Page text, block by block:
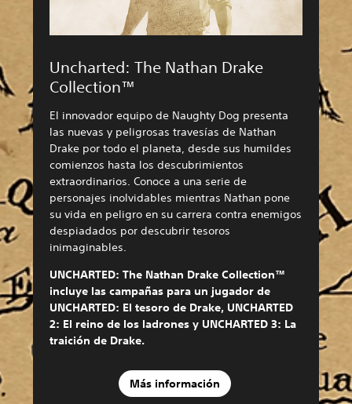
Uncharted: The Nathan Drake
Collection™
El innovador equipo de Naughty Dog presenta
las nuevas y peligrosas travesías de Nathan
Drake por todo el planeta, desde sus humildes
comienzos hasta los descubrimientos
extraordinarios. Conoce a una serie de
personajes inolvidables mientras Nathan pone
su vida en peligro en su carrera contra enemigos
despiadados por descubrir tesoros
inimaginables.
UNCHARTED: The Nathan Drake Collection™
incluye las campañas para un jugador de
UNCHARTED: El tesoro de Drake, UNCHARTED
2: El reino de los ladrones y UNCHARTED 3: La
traición de Drake.
Más información